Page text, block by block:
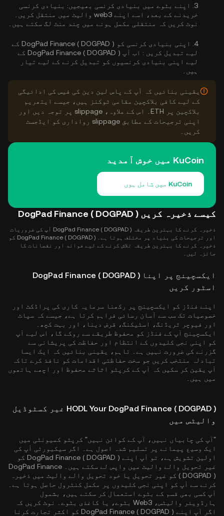
3. اپنے بٹوے میں بنیادی کرنسی بھیجیں: بنیادی کرنسی
خریدنے کے بعد، اسے اپنے web3 والیٹ میں منتقل کریں۔
نوٹ کریں کہ منتقلی مکمل ہونے میں چند منٹ لگ سکتے ہیں۔
4.
اپنی بنیادی کرنسی کو DogPad Finance ( DOGPAD ) کے
لیے تبدیل کریں :
اب آپ DogPad Finance ( DOGPAD ) کے
لیے اپنی بنیادی کرنسیوں کو تبدیل کرنے کے لیے تیار
ہیں۔
یقینی بنائیں کہ آپ کے پاس لین دین کی فیس کی ادائیگی
کے لیے کافی بلاکچین مقامی ٹوکنز ہیں، جیسے ایتھریم
بلاکچین پر ETH۔ اس کے علاوہ، slippage پر توجہ دیں اور
اپنی ترجیحات کے مطابق slippage رواداری کو ایڈجسٹ
کریں۔
KuCoin میں خوش آمدید
KuCoin میں شامل ہوں
کیسے ذخیرہ کریں DogPad Finance ( DOGPAD )
ذخیرہ کرنے کا بہترین طریقہ DogPad Finance ( DOGPAD ) آپ کی ضروریات
اور ترجیحات کی بنیاد پر مختلف ہوتا ہے۔ DogPad Finance ( DOGPAD ) کو
ذخیرہ کرنے کا بہترین طریقہ تلاش کرنے کے لیے فوائد اور نقصانات کا
جائزہ لیں۔
ایکسچینج پر اپنا DogPad Finance ( DOGPAD )
اسٹور کریں
اپنے فنڈز کو ایکسچینج پر رکھنا سرمایہ کاری کی پراڈکٹ اور
خصوصیات تک سب سے آسان رسائی فراہم کرتا ہے، جیسے کہ سپاٹ
اور فیوچر ٹریڈنگ، اسٹیکنگ، قرض دینا، اور بہت کچھ۔
ایکسچینج آپ کے فنڈز کو محفوظ طریقے سے روکے گا، اس لیے آپ
کو اپنی نجی کلیدوں کے انتظام اور حفاظت کی پریشانی سے
گزرنے کی ضرورت نہیں ہے۔ تاہم، یقینی بنائیں کہ ایک ایسا
تبادلہ منتخب کریں جو سخت حفاظتی اقدامات کو نافذ کرے تاکہ
آپ یقین کر سکیں کہ آپ کے کرپٹو اثاثے محفوظ اور اچھے ہاتھوں
میں ہیں۔
HODL Your DogPad Finance ( DOGPAD ) غیر کسٹوڈیل
والیٹس میں
"آپ کی چابیاں نہیں، آپ کے کوائن نہیں" کرپٹو کمیونٹی میں
ایک وسیع پیمانے پر تسلیم شدہ اصول ہے۔ اگر سیکیورٹی آپ کی
اولین تشویش ہے، تو آپ اپنے DogPad Finance ( DOGPAD ) کو
غیر تحویل والے والیٹ میں واپس لے سکتے ہیں۔ DogPad Finance
( DOGPAD ) کو غیر تحویل یا خود تحویل والے والیٹ میں ذخیرہ
کرنے سے آپ کو اپنی نجی کلیدوں پر مکمل کنٹرول حاصل ہوتا ہے۔
آپ کسی بھی قسم کے بٹوے استعمال کر سکتے ہیں، بشمول
ہارڈویئر والیٹس، Web3 بٹوے، یا کاغذی بٹوے۔ نوٹ کریں کہ
اگر آپ اپنے DogPad Finance ( DOGPAD ) کو اکثر تجارت کرنا